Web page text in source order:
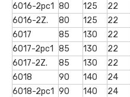
6016-2рс1 80 125 22
6016-2Z.
80 125 22
6017
85 130 22
6017-2рс1
85 130 22
6017-2Z.
85 130 22
6018
90 140 24
6018-2рс1 90 140 24